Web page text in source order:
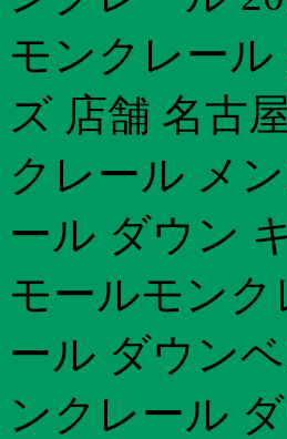
モンクレー
ズ 店舗 名古
クレール メ
ール ダウン
モールモン
ール ダウン
ンクレール